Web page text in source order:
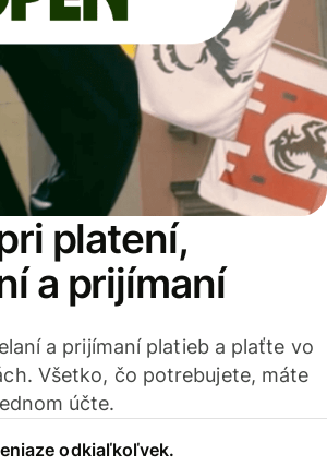
platení,
a prijímaní
a prijímaní platieb a plaťte vo
Všetko, čo potrebujete, máte
účte.
odkiaľkoľvek.